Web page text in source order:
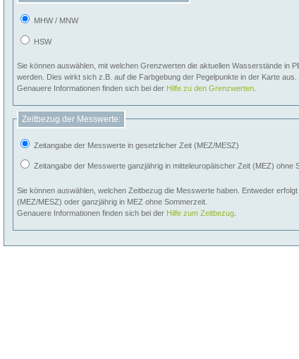
MHW / MNW
HSW
Sie können auswählen, mit welchen Grenzwerten die aktuellen Wasserstände in
werden. Dies wirkt sich z.B. auf die Farbgebung der Pegelpunkte in der Karte aus.
Genauere Informationen finden sich bei der Hilfe zu den Grenzwerten
Zeitbezug der Messwerte:
Zeitangabe der Messwerte in gesetzlicher Zeit (MEZ/MESZ)
Zeitangabe der Messwerte ganzjährig in mitteleuropäischer Zeit (MEZ) ohne
Sie können auswählen, welchen Zeitbezug die Messwerte haben. Entweder
(MEZ/MESZ) oder ganzjährig in MEZ ohne Sommerzeit.
Genauere Informationen finden sich bei der Hilfe zum Zeitbezug